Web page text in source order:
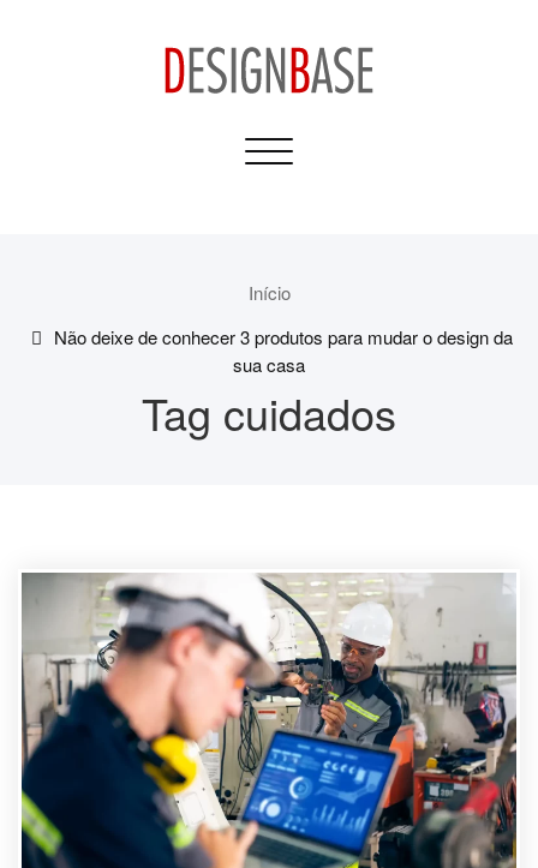
Toggle
Início
Não deixe de conhecer 3 produtos para mudar o design da
sua casa
Tag cuidados